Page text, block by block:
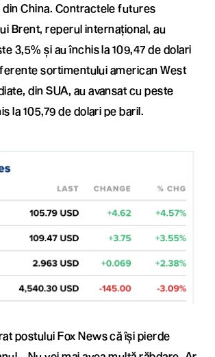
China. Contractele futures
Brent, reperul internațional, au
3,5% și au închis la 109,47 de dolari
sortimentului american West
din SUA, au avansat cu peste
la 105,79 de dolari pe baril.
postului Fox News că își pierde